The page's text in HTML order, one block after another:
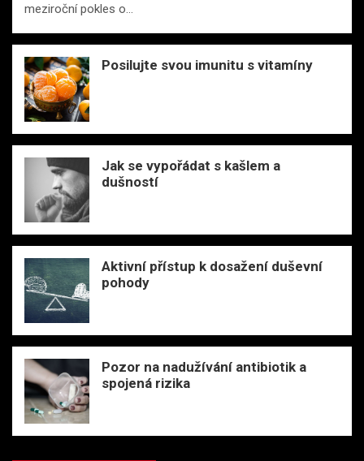
meziroční pokles o…
Posilujte svou imunitu s vitamíny
Jak se vypořádat s kašlem a
dušností
Aktivní přístup k dosažení duševní
pohody
Pozor na nadužívání antibiotik a
spojená rizika